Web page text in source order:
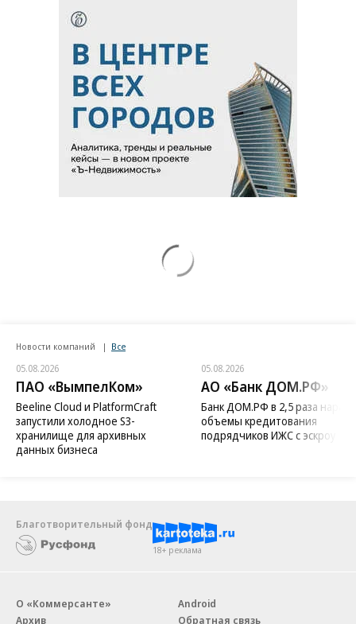
Новости компаний Все
05.08.2026
ПАО «ВымпелКом»
Beeline Cloud и PlatformCraft
запустили холодное S3-
хранилище для архивных
данных бизнеса
05.08.2026
АО «Банк ДОМ.РФ»
Банк ДОМ.РФ в 2,5 раза
объемы кредитования
подрядчиков ИЖС с эскроу
Благотворительный фонд
18+ реклама
О «Коммерсанте»
Архив
Android
Обратная связь